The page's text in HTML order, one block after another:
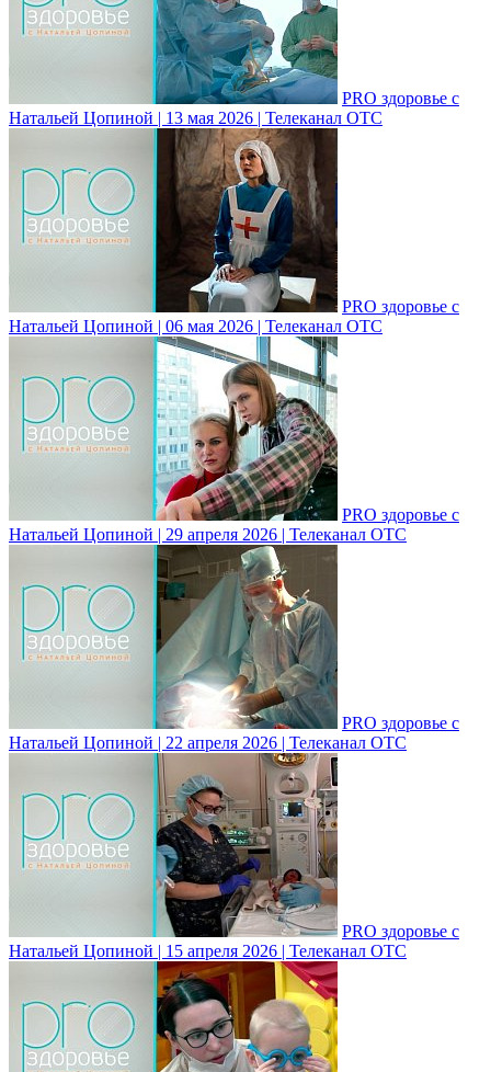
PRO здоровье с
Натальей Цопиной | 13 мая 2026 | Телеканал ОТС
PRO здоровье с
Натальей Цопиной | 06 мая 2026 | Телеканал ОТС
PRO здоровье с
Натальей Цопиной | 29 апреля 2026 | Телеканал ОТС
PRO здоровье с
Натальей Цопиной | 22 апреля 2026 | Телеканал ОТС
PRO здоровье с
Натальей Цопиной | 15 апреля 2026 | Телеканал ОТС